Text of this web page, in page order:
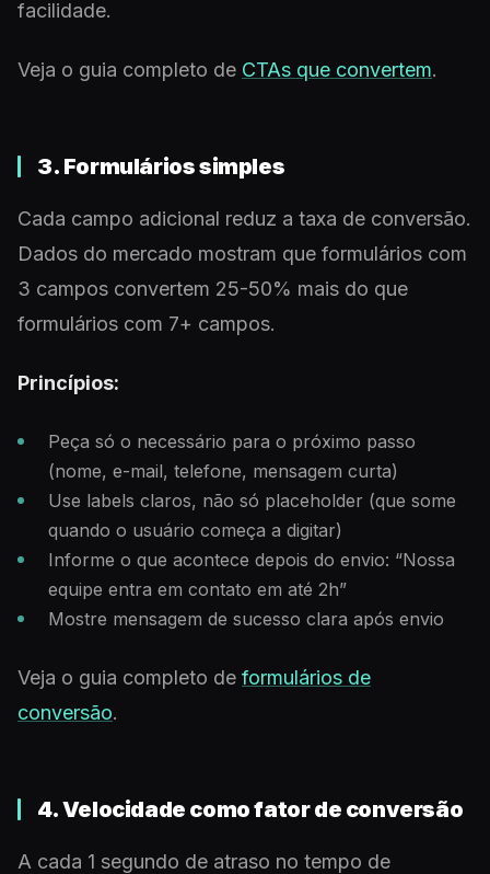
facilidade.
Veja o guia completo de CTAs que convertem.
3. Formulários simples
Cada campo adicional reduz a taxa de conversão.
Dados do mercado mostram que formulários com
3 campos convertem 25-50% mais do que
formulários com 7+ campos.
Princípios:
Peça só o necessário para o próximo passo
(nome, e-mail, telefone, mensagem curta)
Use labels claros, não só placeholder (que some
quando o usuário começa a digitar)
Informe o que acontece depois do envio: “Nossa
equipe entra em contato em até 2h”
Mostre mensagem de sucesso clara após envio
Veja o guia completo de formulários de
conversão.
4. Velocidade como fator de conversão
A cada 1 segundo de atraso no tempo de